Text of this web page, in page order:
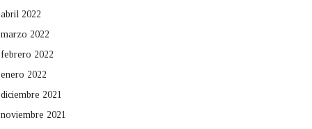
abril 2022
marzo 2022
febrero 2022
enero 2022
diciembre 2021
noviembre 2021